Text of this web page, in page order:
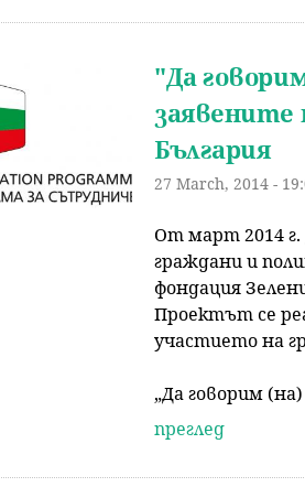
"Да
България
27 March, 2014 -
От март 2014 г.
граждани и
фондация
Проектът се
участието на
„Да говорим
преглед